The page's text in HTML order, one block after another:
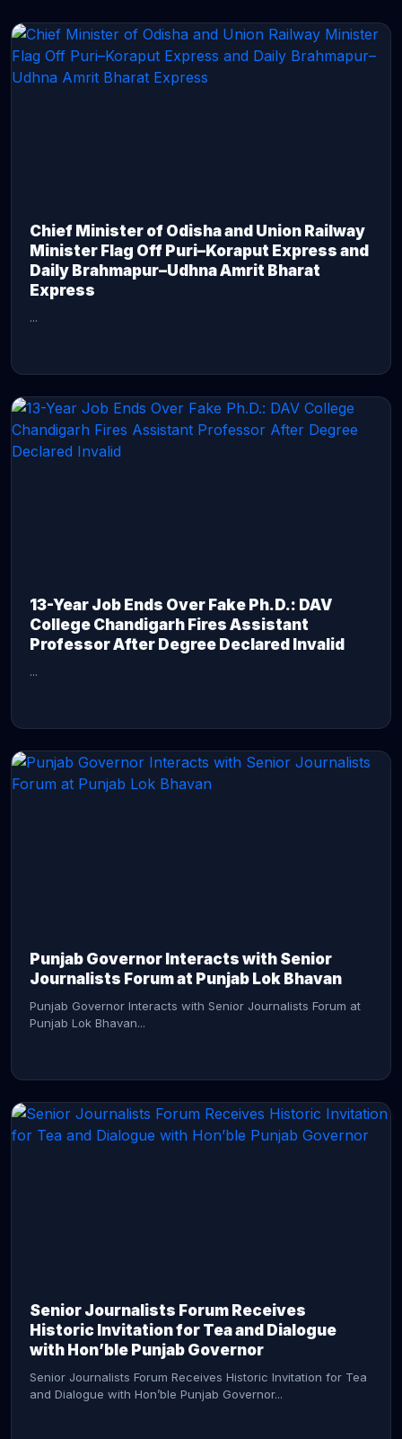
Chief Minister of Odisha and Union Railway
Minister Flag Off Puri–Koraput Express and
Daily Brahmapur–Udhna Amrit Bharat
Express
...
13-Year Job Ends Over Fake Ph.D.: DAV
College Chandigarh Fires Assistant
Professor After Degree Declared Invalid
...
Punjab Governor Interacts with Senior
Journalists Forum at Punjab Lok Bhavan
Punjab Governor Interacts with Senior Journalists Forum at
Punjab Lok Bhavan...
Senior Journalists Forum Receives
Historic Invitation for Tea and Dialogue
with Hon’ble Punjab Governor
Senior Journalists Forum Receives Historic Invitation for Tea
and Dialogue with Hon’ble Punjab Governor...